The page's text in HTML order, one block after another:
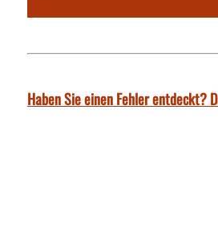
Haben Sie einen Fehler entdeckt?